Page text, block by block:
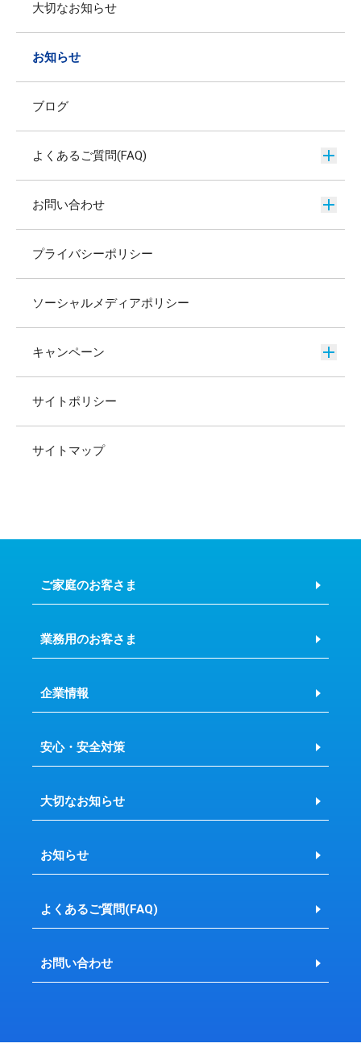
大切なお知らせ
お知らせ
ブログ
よくあるご質問(FAQ)
お問い合わせ
プライバシーポリシー
ソーシャルメディアポリシー
キャンペーン
サイトポリシー
サイトマップ
ご家庭のお客さま
業務用のお客さま
企業情報
安心・安全対策
大切なお知らせ
お知らせ
よくあるご質問(FAQ)
お問い合わせ